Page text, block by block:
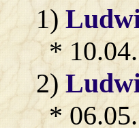
1)
*
2)
*